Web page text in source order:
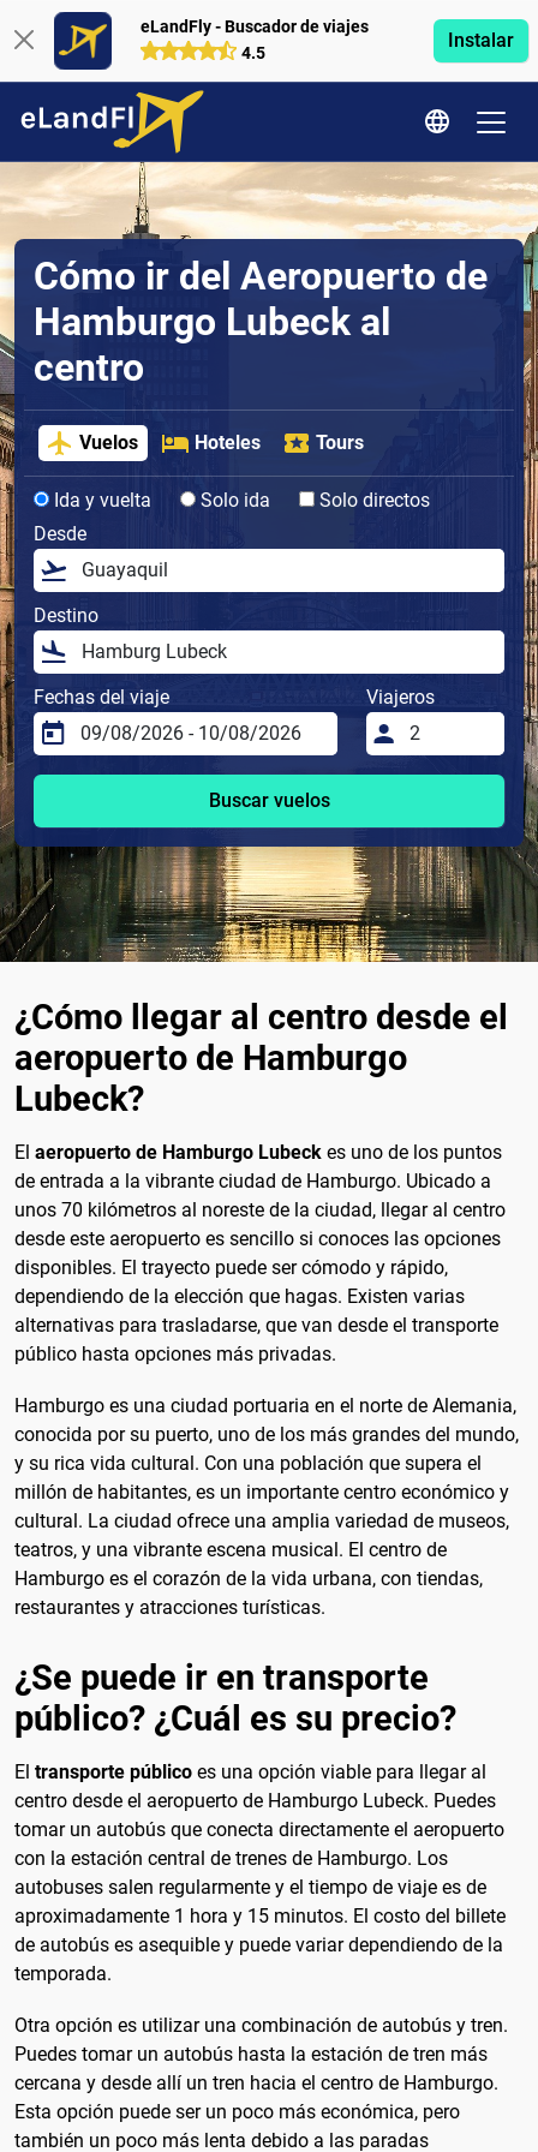
eLandFly - Buscador de viajes
4.5
Instalar
Cómo ir del Aeropuerto de
Hamburgo Lubeck al
centro
Vuelos Hoteles Tours
Ida y vuelta Solo ida
Solo directos
Desde
Destino
Fechas del viaje Viajeros
Buscar vuelos
¿Cómo llegar al centro desde el
aeropuerto de Hamburgo
Lubeck?
El aeropuerto de Hamburgo Lubeck es uno de los puntos
de entrada a la vibrante ciudad de Hamburgo. Ubicado a
unos 70 kilómetros al noreste de la ciudad, llegar al centro
desde este aeropuerto es sencillo si conoces las opciones
disponibles. El trayecto puede ser cómodo y rápido,
dependiendo de la elección que hagas. Existen varias
alternativas para trasladarse, que van desde el transporte
público hasta opciones más privadas.
Hamburgo es una ciudad portuaria en el norte de Alemania,
conocida por su puerto, uno de los más grandes del mundo,
y su rica vida cultural. Con una población que supera el
millón de habitantes, es un importante centro económico y
cultural. La ciudad ofrece una amplia variedad de museos,
teatros, y una vibrante escena musical. El centro de
Hamburgo es el corazón de la vida urbana, con tiendas,
restaurantes y atracciones turísticas.
¿Se puede ir en transporte
público? ¿Cuál es su precio?
El transporte público es una opción viable para llegar al
centro desde el aeropuerto de Hamburgo Lubeck. Puedes
tomar un autobús que conecta directamente el aeropuerto
con la estación central de trenes de Hamburgo. Los
autobuses salen regularmente y el tiempo de viaje es de
aproximadamente 1 hora y 15 minutos. El costo del billete
de autobús es asequible y puede variar dependiendo de la
temporada.
Otra opción es utilizar una combinación de autobús y tren.
Puedes tomar un autobús hasta la estación de tren más
cercana y desde allí un tren hacia el centro de Hamburgo.
Esta opción puede ser un poco más económica, pero
también un poco más lenta debido a las paradas